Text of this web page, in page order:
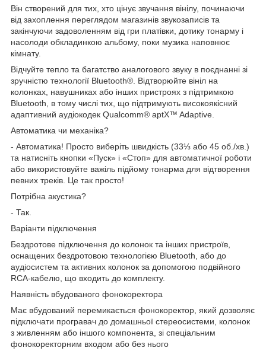
Він створений для тих, хто цінує звучання вінілу, починаючи
від захоплення переглядом магазинів звукозаписів та
закінчуючи задоволенням від гри платівки, дотику тонарму і
насолоди обкладинкою альбому, поки музика наповнює
кімнату.
Відчуйте тепло та багатство аналогового звуку в поєднанні зі
зручністю технології Bluetooth®. Відтворюйте вініл на
колонках, навушниках або інших пристроях з підтримкою
Bluetooth, в тому числі тих, що підтримують високоякісний
адаптивний аудіокодек Qualcomm® aptX™ Adaptive.
Автоматика чи механіка?
- Автоматика! Просто виберіть швидкість (33⅓ або 45 об./хв.)
та натисніть кнопки «Пуск» і «Стоп» для автоматичної роботи
або використовуйте важіль підйому тонарма для відтворення
певних треків. Це так просто!
Потрібна акустика?
- Так.
Варіанти підключення
Бездротове підключення до колонок та інших пристроїв,
оснащених бездротовою технологією Bluetooth, або до
аудіосистем та активних колонок за допомогою подвійного
RCA-кабелю, що входить до комплекту.
Наявність вбудованого фонокоректора
Має вбудований перемикається фонокоректор, який дозволяє
підключати програвач до домашньої стереосистеми, колонок
з живленням або іншого компонента, зі спеціальним
фонокоректорним входом або без нього